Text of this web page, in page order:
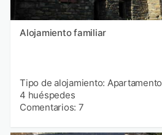
Alojamiento familiar
Tipo de alojamiento: Apartamento
4 huéspedes
Comentarios: 7